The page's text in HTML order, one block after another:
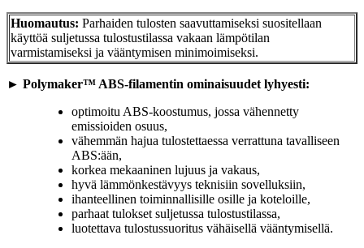
Huomautus: Parhaiden tulosten saavuttamiseksi suositellaan
käyttöä suljetussa tulostustilassa vakaan lämpötilan
varmistamiseksi ja vääntymisen minimoimiseksi.
► Polymaker™ ABS-filamentin ominaisuudet lyhyesti:
optimoitu ABS-koostumus, jossa vähennetty
emissioiden osuus,
vähemmän hajua tulostettaessa verrattuna tavalliseen
ABS:ään,
korkea mekaaninen lujuus ja vakaus,
hyvä lämmönkestävyys teknisiin sovelluksiin,
ihanteellinen toiminnallisille osille ja koteloille,
parhaat tulokset suljetussa tulostustilassa,
luotettava tulostussuoritus vähäisellä vääntymisellä.